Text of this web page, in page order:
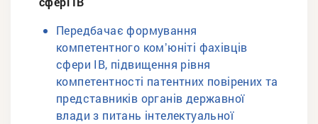
Передбачає формування
компетентного комʼюніті фахівців
сфери ІВ, підвищення рівня
компетентності патентних повірених та
представників органів державної
влади з питань інтелектуальної